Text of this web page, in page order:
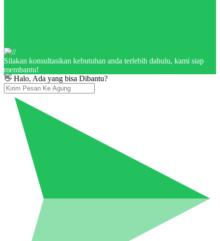
Silakan konsultasikan kebutuhan anda terlebih dahulu, kami siap
membantu!
👋 Halo, Ada yang bisa Dibantu?